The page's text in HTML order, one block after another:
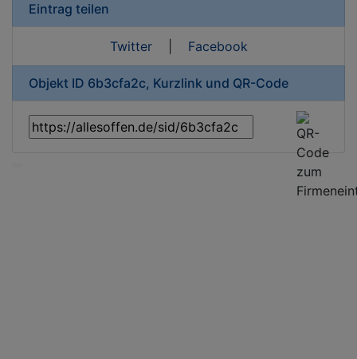
Eintrag teilen
Twitter| Facebook
Objekt ID 6b3cfa2c, Kurzlink und QR-Code